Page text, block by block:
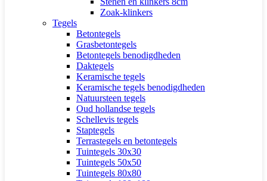
Zoak-klinkers
Tegels
Betontegels
Grasbetontegels
Betontegels benodigdheden
Daktegels
Keramische tegels
Keramische tegels benodigdheden
Natuursteen tegels
Oud hollandse tegels
Schellevis tegels
Staptegels
Terrastegels en betontegels
Tuintegels 30x30
Tuintegels 50x50
Tuintegels 80x80